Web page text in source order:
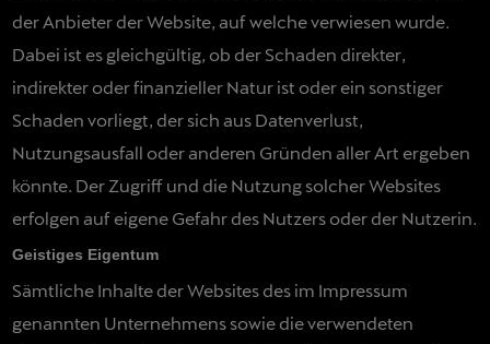
der Anbieter der Website, auf welche verwiesen wurde.
Dabei ist es gleichgültig, ob der Schaden direkter,
indirekter oder finanzieller Natur ist oder ein sonstiger
Schaden vorliegt, der sich aus Datenverlust,
Nutzungsausfall oder anderen Gründen aller Art ergeben
könnte. Der Zugriff und die Nutzung solcher Websites
erfolgen auf eigene Gefahr des Nutzers oder der Nutzerin.
Geistiges Eigentum
Sämtliche Inhalte der Websites des im Impressum
genannten Unternehmens sowie die verwendeten